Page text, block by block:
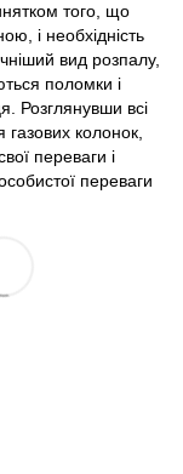
того, що
і необхідність
вид розпалу,
поломки і
Розглянувши всі
колонок,
переваги і
переваги